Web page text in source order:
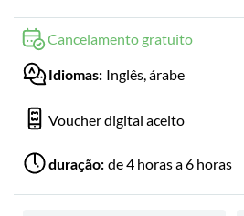
Cancelamento gratuito
Idiomas: Inglês, árabe
Voucher digital aceito
duração: de 4 horas a 6 horas